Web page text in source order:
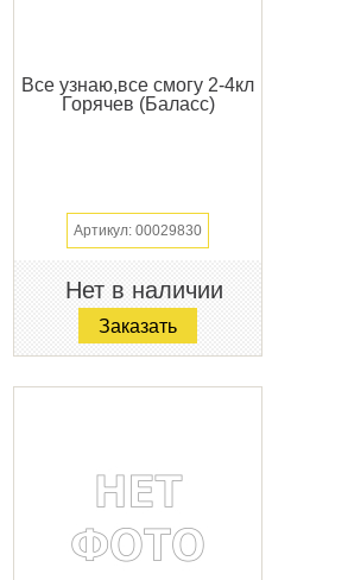
Все узнаю,все смогу 2-4кл
Горячев (Баласс)
Артикул: 00029830
Нет в наличии
Заказать